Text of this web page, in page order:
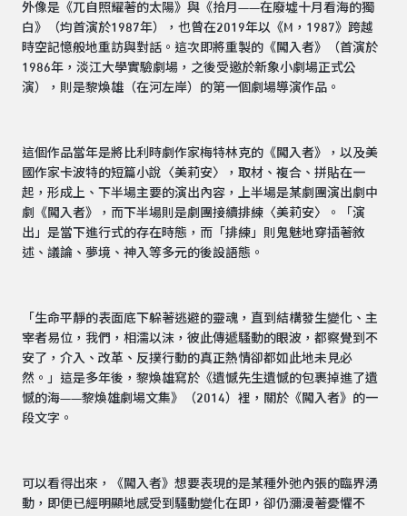
外像是《兀自照耀著的太陽》與《拾月——在廢墟十月看海的獨
白》（均首演於1987年），也曾在2019年以《M，1987》跨越
時空記憶般地重訪與對話。這次即將重製的《闖入者》（首演於
1986年，淡江大學實驗劇場，之後受邀於新象小劇場正式公
演），則是黎煥雄（在河左岸）的第一個劇場導演作品。
這個作品當年是將比利時劇作家梅特林克的《闖入者》，以及美
國作家卡波特的短篇小說〈美莉安〉，取材、複合、拼貼在一
起，形成上、下半場主要的演出內容，上半場是某劇團演出劇中
劇《闖入者》，而下半場則是劇團接續排練〈美莉安〉。「演
出」是當下進行式的存在時態，而「排練」則鬼魅地穿插著敘
述、議論、夢境、神入等多元的後設語態。
「生命平靜的表面底下躲著逃避的靈魂，直到結構發生變化、主
宰者易位，我們，相濡以沫，彼此傳遞騷動的眼波，都察覺到不
安了，介入、改革、反撲行動的真正熱情卻都如此地未見必
然。」這是多年後，黎煥雄寫於《遺憾先生遺憾的包裹掉進了遺
憾的海——黎煥雄劇場文集》（2014）裡，關於《闖入者》的一
段文字。
可以看得出來，《闖入者》想要表現的是某種外弛內張的臨界湧
動，即便已經明顯地感受到騷動變化在即，卻仍瀰漫著憂懼不